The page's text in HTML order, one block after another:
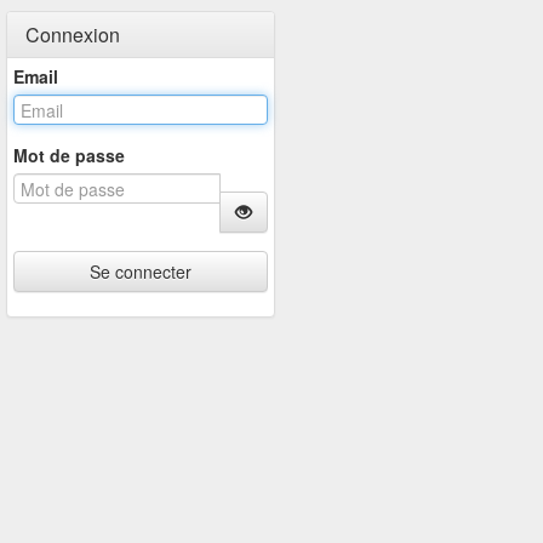
Connexion
Email
Mot de passe
Se connecter